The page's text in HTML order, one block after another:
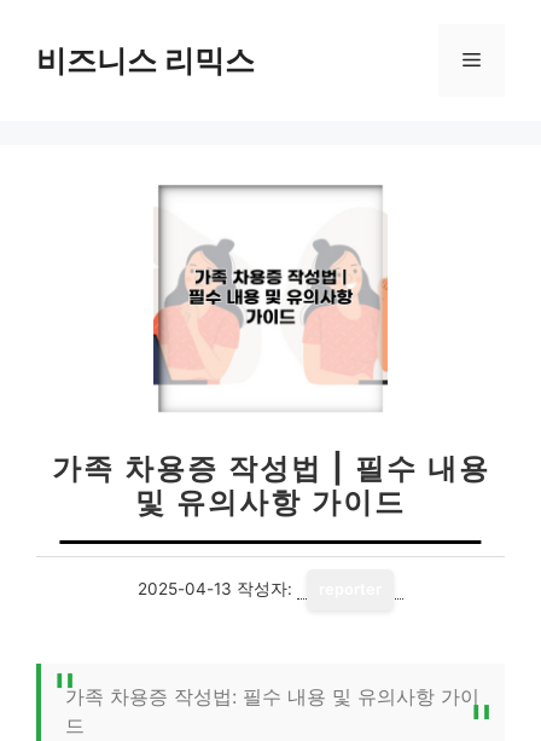
비즈니스 리믹스 메
가족 차용증 작성법 | 필수 내용
및 유의사항 가이드
2025-04-13 작성자:
가족 차용증 작성법: 필수 내용 및 유의사항 가이
드